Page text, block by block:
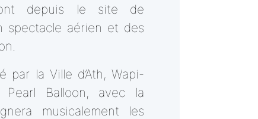
depuis le site de
spectacle aérien et des
par la Ville d’Ath, Wapi-
Pearl Balloon, avec la
musicalement les